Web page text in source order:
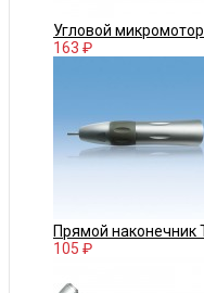
Угловой
163 ₽
Прямой наконечник
105 ₽